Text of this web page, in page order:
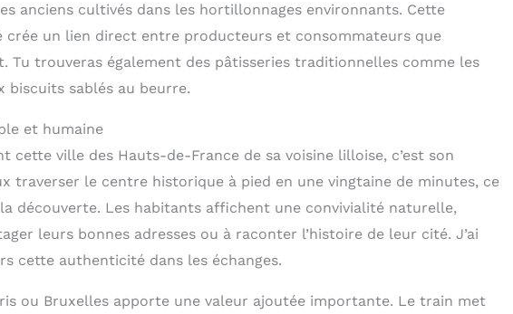
anciens cultivés dans les hortillonnages environnants. Cette
un lien direct entre producteurs et consommateurs que
Tu trouveras également des pâtisseries traditionnelles comme les
biscuits sablés au beurre.
et humaine
cette ville des Hauts-de-France de sa voisine lilloise, c’est son
traverser le centre historique à pied en une vingtaine de minutes, ce
découverte. Les habitants affichent une convivialité naturelle,
leurs bonnes adresses ou à raconter l’histoire de leur cité. J’ai
cette authenticité dans les échanges.
ou Bruxelles apporte une valeur ajoutée importante. Le train met